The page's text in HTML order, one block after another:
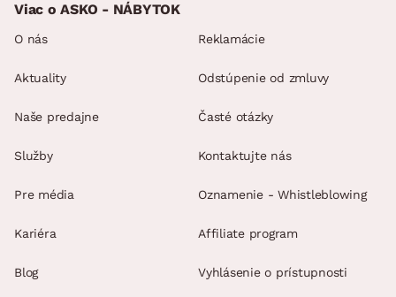
Viac o ASKO - NÁBYTOK
O nás
Aktuality
Naše predajne
Služby
Pre média
Kariéra
Blog
Reklamácie
Odstúpenie od zmluvy
Časté otázky
Kontaktujte nás
Oznamenie - Whistleblowing
Affiliate program
Vyhlásenie o prístupnosti